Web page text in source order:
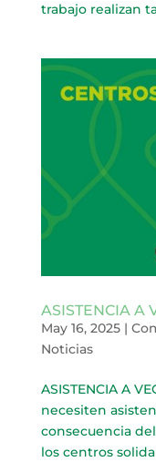
trabajo realizan
ASISTENCIA A
May 16, 2025|
Noticias
ASISTENCIA A
necesiten
consecuencia
los centros